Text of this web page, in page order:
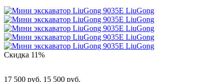
Скидка 11%
17 500 руб. 15 500 руб.